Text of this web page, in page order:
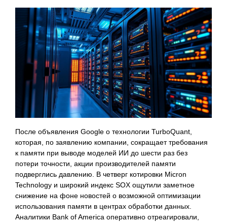
После объявления Google о технологии TurboQuant,
которая, по заявлению компании, сокращает требования
к памяти при выводе моделей ИИ до шести раз без
потери точности, акции производителей памяти
подверглись давлению. В четверг котировки Micron
Technology и широкий индекс SOX ощутили заметное
снижение на фоне новостей о возможной оптимизации
использования памяти в центрах обработки данных.
Аналитики Bank of America оперативно отреагировали,